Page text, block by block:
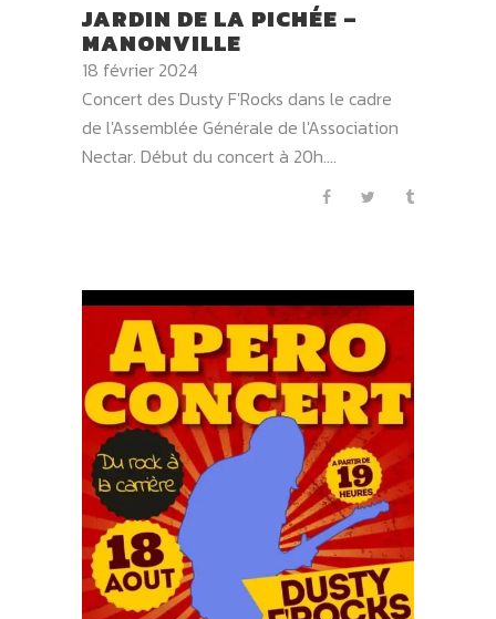
JARDIN DE LA PICHÉE –
MANONVILLE
18 février 2024
Concert des Dusty F'Rocks dans le cadre
de l'Assemblée Générale de l'Association
Nectar. Début du concert à 20h....